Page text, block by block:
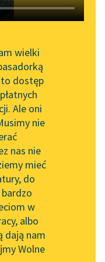
brak utworu
Wolnych Lektur
dla piszących i
PMH
Wolnych Lektur
wielki
to dostęp
Ale oni
nie
nas nie
mieć
do
w
albo
dają nam
Wolne
Grabiński
rękę w
błądząc
w ciemności.
natrafiłem na
gładki
więcej